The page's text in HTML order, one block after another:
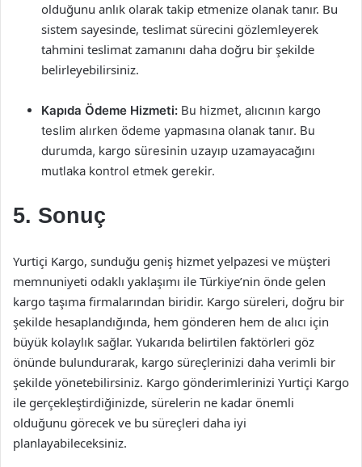
olduğunu anlık olarak takip etmenize olanak tanır. Bu
sistem sayesinde, teslimat sürecini gözlemleyerek
tahmini teslimat zamanını daha doğru bir şekilde
belirleyebilirsiniz.
Kapıda Ödeme Hizmeti: Bu hizmet, alıcının kargo
teslim alırken ödeme yapmasına olanak tanır. Bu
durumda, kargo süresinin uzayıp uzamayacağını
mutlaka kontrol etmek gerekir.
5. Sonuç
Yurtiçi Kargo, sunduğu geniş hizmet yelpazesi ve müşteri
memnuniyeti odaklı yaklaşımı ile Türkiye’nin önde gelen
kargo taşıma firmalarından biridir. Kargo süreleri, doğru bir
şekilde hesaplandığında, hem gönderen hem de alıcı için
büyük kolaylık sağlar. Yukarıda belirtilen faktörleri göz
önünde bulundurarak, kargo süreçlerinizi daha verimli bir
şekilde yönetebilirsiniz. Kargo gönderimlerinizi Yurtiçi Kargo
ile gerçekleştirdiğinizde, sürelerin ne kadar önemli
olduğunu görecek ve bu süreçleri daha iyi
planlayabileceksiniz.